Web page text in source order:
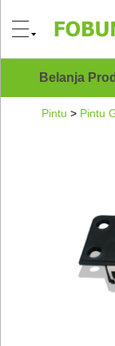
Belanja
Pintu > Pintu